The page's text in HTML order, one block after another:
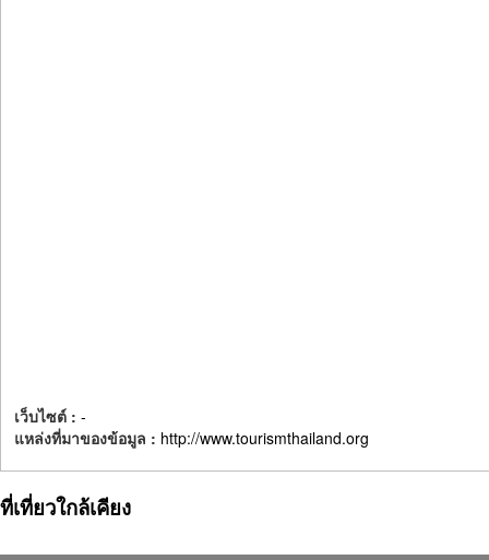
เว็บไซต์ : -
แหล่งที่มาของข้อมูล : http://www.tourismthailand.org
ที่เที่ยวใกล้เคียง